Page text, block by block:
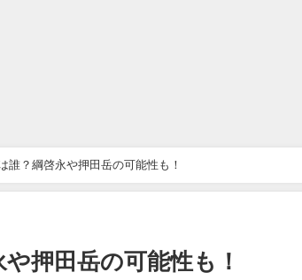
誰？綱啓永や押田岳の可能性も！
押田岳の可能性も！